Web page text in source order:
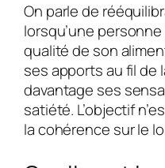
On parle de
lorsqu’une
qualité de son
ses apports au fil de
davantage ses
satiété. L’objectif
la cohérence sur le